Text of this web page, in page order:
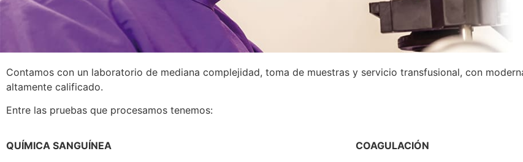
Contamos con un laboratorio de mediana complejidad, toma de muestras y servicio transfusional, con
altamente calificado.
Entre las pruebas que procesamos tenemos:
QUÍMICA SANGUÍNEA
COAGULACIÓN